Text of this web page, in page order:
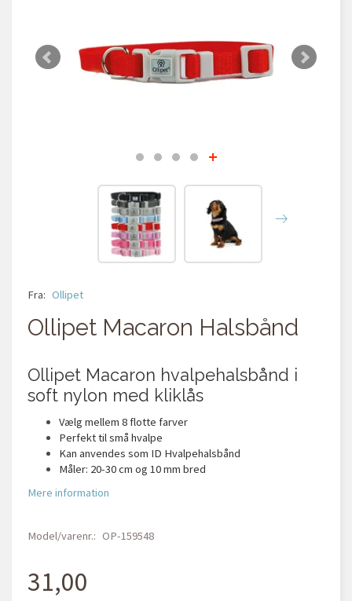
Fra: Ollipet
Ollipet Macaron Halsbånd
Ollipet Macaron hvalpehalsbånd i
soft nylon med kliklås
Vælg mellem 8 flotte farver
Perfekt til små hvalpe
Kan anvendes som ID Hvalpehalsbånd
Måler: 20-30 cm og 10 mm bred
Mere information
Model/varenr.: OP-159548
31,00